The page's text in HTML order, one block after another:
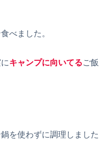
べました。
にキャンプに向いてるご飯
を使わずに調理しました